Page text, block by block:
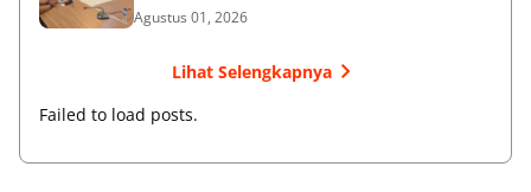
Agustus 01, 2026
Lihat Selengkapnya
Failed to load posts.